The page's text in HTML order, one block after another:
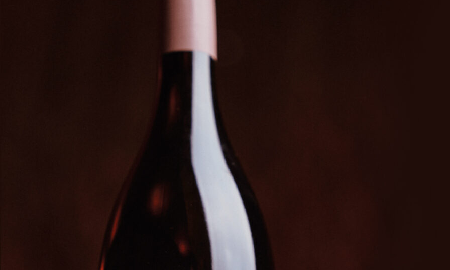
Wir haben alle wichtigen Sprachen abgedeckt, damit Sie unsere Wheels optimum nutzen können, egal ob
Ein weiteres hervorragendes Feature unseres zufallsgenerator rad ist echt der Vollbildmodus.
“Erstellen Sie dann eine gewisse Liste der vorhandenen Optionen oder Kandidaten und wählen Sie eine nach
Sie können die vorhandenen Einträge bearbeiten, entfernen und weitere hinzufügen.
Das Glücksrad kann auch für allgemeine Spiele und Spaß außerhalb der Schule verwendet werden. Sie können
mit Ihren Freunden und Ihrer Familie bei Spielen verwenden, bei denen eine zufällige Auswahl/Entscheidung
erforderlich ist. Die Ergebnisse des Drehs werden in einem Popup-Menü angezeigt. Sie können die Ergebnisse
Bedarf herunterladen und dann erneut drehen. Bevor Sie” “erneut drehen, können Sie sich unsere anderen tollen
Räder ansehen (Ja oder Nein Generator und Zahlenrad). Machen Sie Entscheidungen mit SpinWheel. software
PRIVAT & SICHER
Sind Sie zuverlässig, dass Sie allesamt Aufzeichnungen löschen möchten? Darüber hinaus findet man diesen
Spinner-Ersteller koennte mit benutzerdefiniertem Audio bearbeitet werden, indem Sie aus 1er Auswahl an